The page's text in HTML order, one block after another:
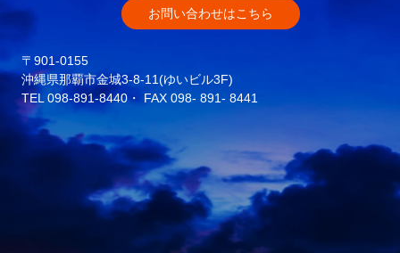
お問い合わせはこちら
〒901-0155
沖縄県那覇市金城3-8-11(ゆいビル3F)
TEL 098-891-8440 ・ FAX 098- 891- 8441